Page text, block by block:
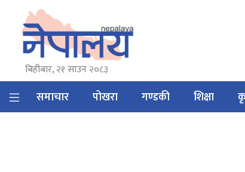
बिहीबार, २१ साउन २०८३
समाचार पोखरा गण्डकी शिक्षा